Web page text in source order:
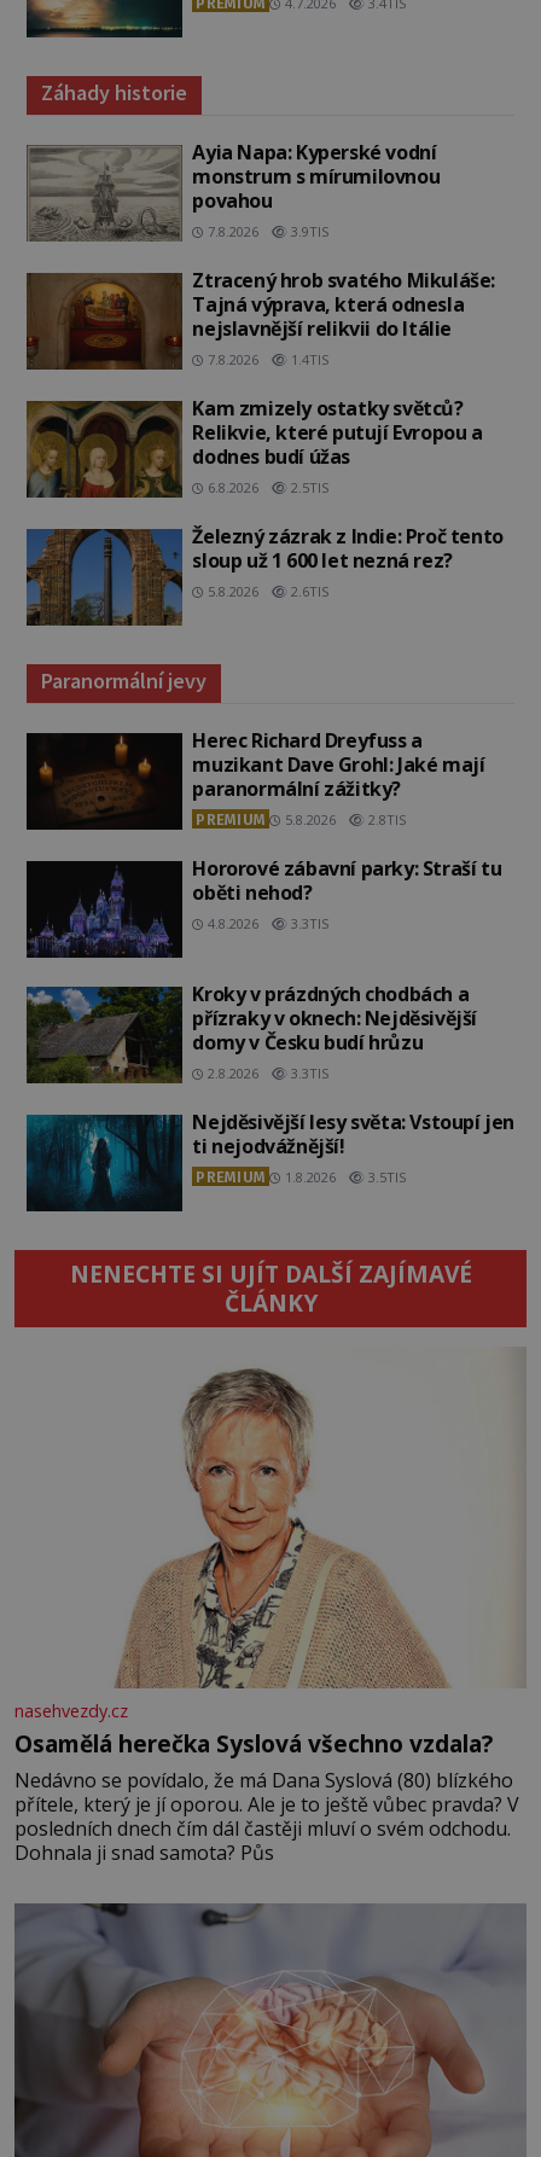
Záhady historie
Ayia Napa: Kyperské vodní
monstrum s mírumilovnou
povahou
7.8.2026 3.9TIS
Ztracený hrob svatého Mikuláše:
Tajná výprava, která odnesla
nejslavnější relikvii do Itálie
7.8.2026 1.4TIS
Kam zmizely ostatky světců?
Relikvie, které putují Evropou a
dodnes budí úžas
6.8.2026 2.5TIS
Železný zázrak z Indie: Proč tento
sloup už 1 600 let nezná rez?
5.8.2026 2.6TIS
Paranormální jevy
Herec Richard Dreyfuss a
muzikant Dave Grohl: Jaké mají
paranormální zážitky?
PREMIUM 5.8.2026 2.8TIS
Hororové zábavní parky: Straší tu
oběti nehod?
4.8.2026 3.3TIS
Kroky v prázdných chodbách a
přízraky v oknech: Nejděsivější
domy v Česku budí hrůzu
2.8.2026 3.3TIS
Nejděsivější lesy světa: Vstoupí jen
ti nejodvážnější!
PREMIUM 1.8.2026 3.5TIS
NENECHTE SI UJÍT DALŠÍ ZAJÍMAVÉ
ČLÁNKY
nasehvezdy.cz
Osamělá herečka Syslová všechno vzdala?
Nedávno se povídalo, že má Dana Syslová (80) blízkého
přítele, který je jí oporou. Ale je to ještě vůbec pravda? V
posledních dnech čím dál častěji mluví o svém odchodu.
Dohnala ji snad samota? Půs